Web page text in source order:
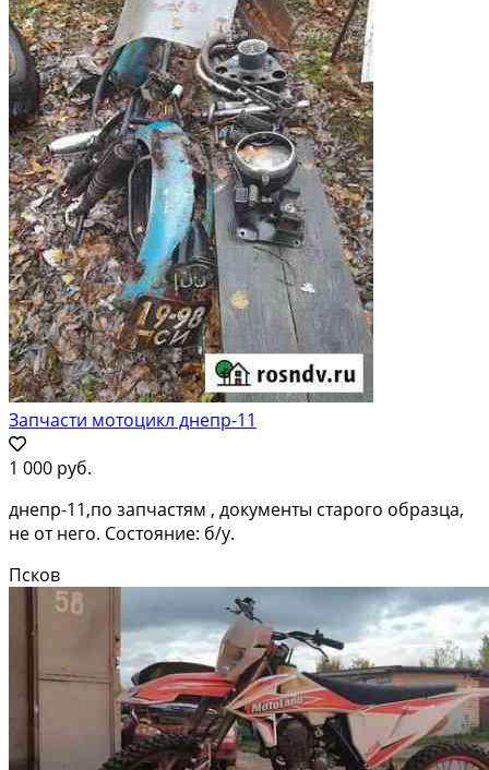
Запчасти мотоцикл днепр-11
1 000 руб.
днепр-11,по запчастям , документы старого образца,
не от него. Состояние: б/у.
Псков